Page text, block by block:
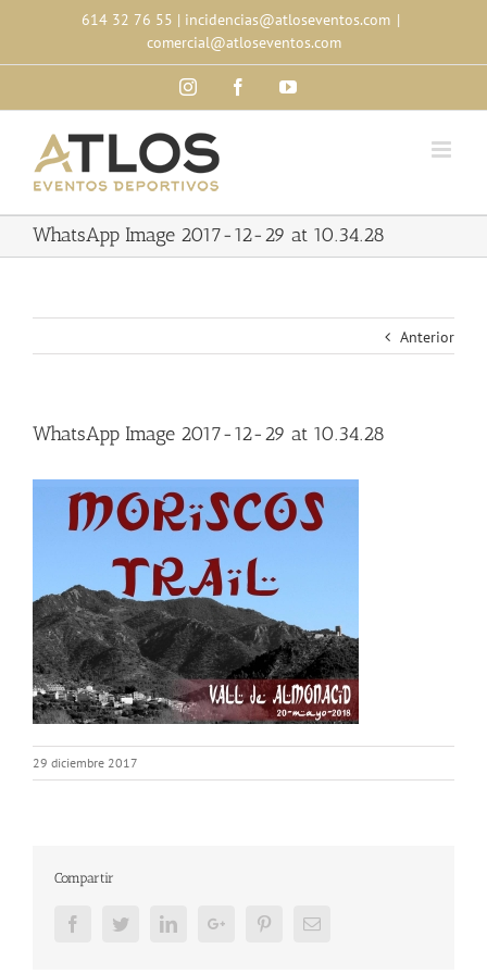
content
614 32 76 55 | incidencias@atloseventos.com |
comercial@atloseventos.com
InstagramFacebookYouTube
WhatsApp Image 2017-12-29 at 10.34.28
Anterior
WhatsApp Image 2017-12-29 at 10.34.28
29 diciembre 2017
Compartir
FacebookTwitterLinkedInGoogle+ PinterestEmail